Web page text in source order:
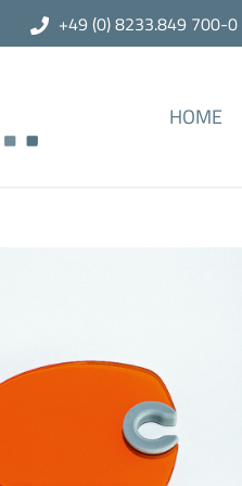
+49 (0) 8233.849 700-0
HOME